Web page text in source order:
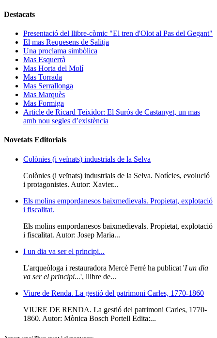
Destacats
Presentació del llibre-còmic "El tren d'Olot al Pas del Gegant"
El mas Requesens de Salitja
Una proclama simbòlica
Mas Esquerrà
Mas Horta del Molí
Mas Torrada
Mas Serrallonga
Mas Marquès
Mas Formiga
Article de Ricard Teixidor: El Surós de Castanyet, un mas
amb nou segles d’existència
Novetats Editorials
Colònies (i veïnats) industrials de la Selva
Colònies (i veïnats) industrials de la Selva. Notícies, evolució
i protagonistes. Autor: Xavier...
Els molins empordanesos baixmedievals. Propietat, explotació
i fiscalitat.
Els molins empordanesos baixmedievals. Propietat, explotació
i fiscalitat. Autor: Josep Maria...
I un dia va ser el principi...
L'arqueòloga i restauradora Mercè Ferré ha publicat 'I un dia
va ser el principi...', llibre de...
Viure de Renda. La gestió del patrimoni Carles, 1770-1860
VIURE DE RENDA. La gestió del patrimoni Carles, 1770-
1860. Autor: Mònica Bosch Portell Edita:...